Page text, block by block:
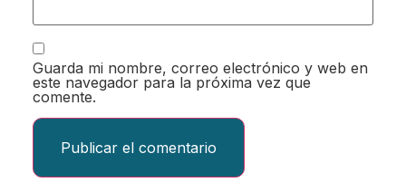
Guarda mi nombre, correo electrónico y web en
este navegador para la próxima vez que
comente.